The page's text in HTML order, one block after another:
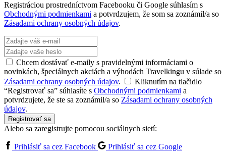
Registráciou prostredníctvom Facebooku či Google súhlasím s
Obchodnými podmienkami a potvrdzujem, že som sa zoznámil/a so
Zásadami ochrany osobných údajov.
Chcem dostávať e-maily s pravidelnými informáciami o
novinkách, špeciálnych akciách a výhodách Travelkingu v súlade so
Zásadami ochrany osobných údajov.
Kliknutím na tlačidlo
“Registrovať sa” súhlasíte s Obchodnými podmienkami a
potvrdzujete, že ste sa zoznámil/a so Zásadami ochrany osobných
údajov.
Registrovať sa
Alebo sa zaregistrujte pomocou sociálnych sietí:
Prihlásiť sa cez Facebook
Prihlásiť sa cez Google